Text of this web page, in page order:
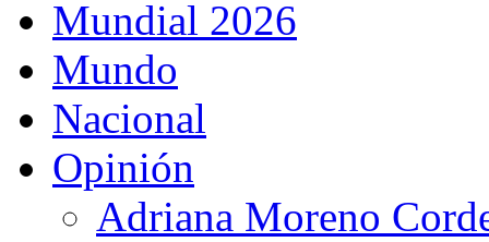
Mundial 2026
Mundo
Nacional
Opinión
Adriana Moreno